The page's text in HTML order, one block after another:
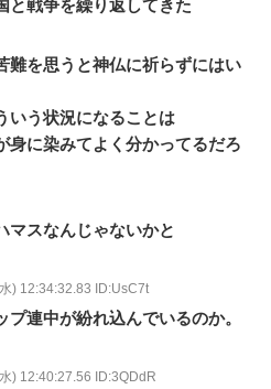
と戦争を繰り返してきた
難を思うと神仏に祈らずにはい
いう状況になることは
身に染みてよく分かってるだろ
マスなんじゃないかと
) 12:34:32.83 ID:UsC7t
連中が紛れ込んでいるのか。
) 12:40:27.56 ID:3QDdR